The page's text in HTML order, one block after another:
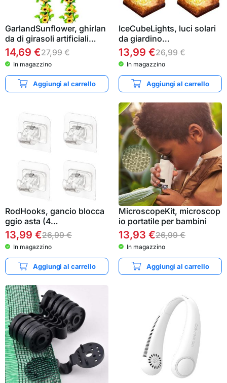
GarlandSunflower, ghirlan
da di girasoli artificiali…
14,69 €27,99€
In magazzino
Aggiungi al carrello
IceCubeLights, luci solari
da giardino…
13,99 €26,99€
In magazzino
Aggiungi al carrello
RodHooks, gancio blocca
ggio asta (4…
13,99 €26,99€
In magazzino
Aggiungi al carrello
MicroscopeKit, microscop
io portatile per bambini
13,93 €26,99€
In magazzino
Aggiungi al carrello